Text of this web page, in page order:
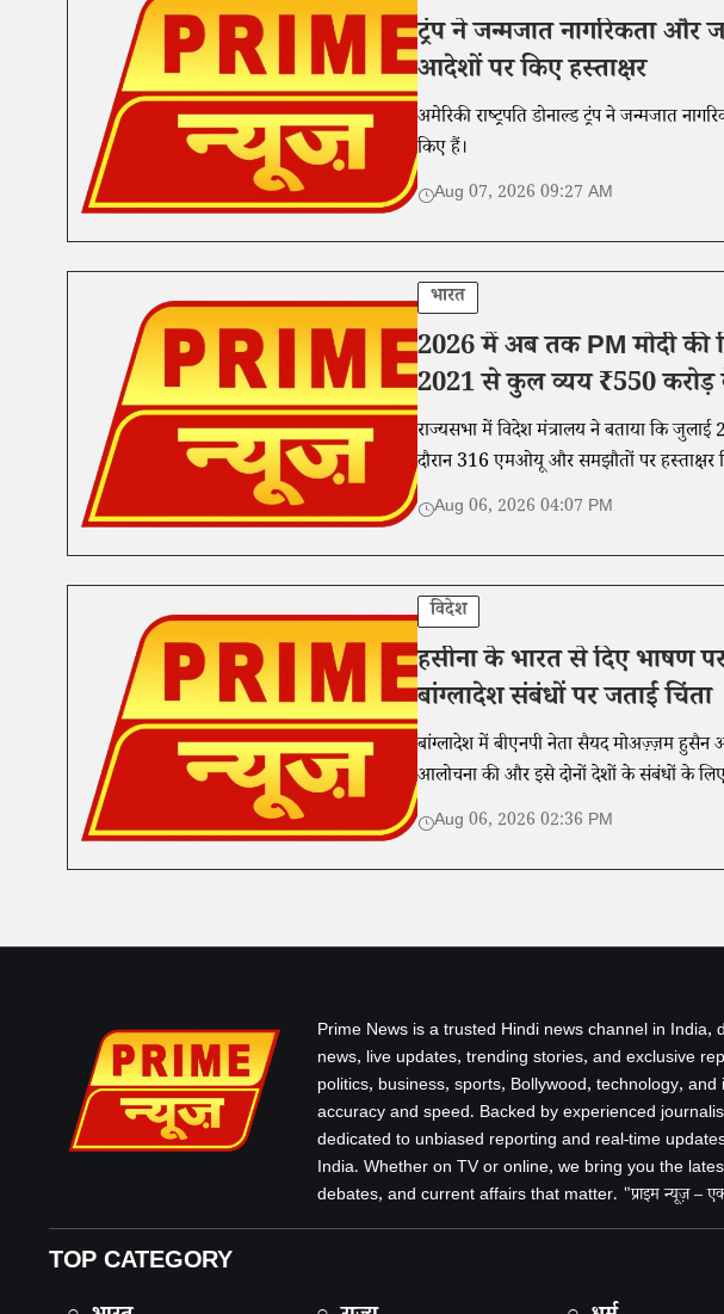
ट्रंप ने जन्मजात नागरिकता और
आदेशों पर किए हस्ताक्षर
अमेरिकी राष्ट्रपति डोनाल्ड ट्रंप ने जन्मजात
किए हैं।
Aug 07, 2026 09:27 AM
भारत
2026 में अब तक PM मोदी की
2021 से कुल व्यय ₹550 करोड़
राज्यसभा में विदेश मंत्रालय ने बताया कि जुलाई
दौरान 316 एमओयू और समझौतों पर हस्ताक्षर
Aug 06, 2026 04:07 PM
विदेश
हसीना के भारत से दिए भाषण
बांग्लादेश संबंधों पर जताई चिंता
बांग्लादेश में बीएनपी नेता सैयद मोअज़्ज़म
आलोचना की और इसे दोनों देशों के संबंधों के
Aug 06, 2026 02:36 PM
Prime News is a trusted Hindi news channel in India,
news, live updates, trending stories, and exclusive
politics, business, sports, Bollywood, technology,
accuracy and speed. Backed by experienced
dedicated to unbiased reporting and real-time
India. Whether on TV or online, we bring you the
debates, and current affairs that matter. "प्राइम न्यूज़ – एक
TOP CATEGORY